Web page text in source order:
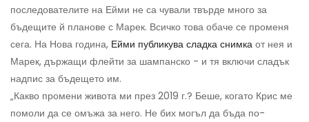
последователите на Ейми не са чували твърде много за
бъдещите й планове с Марек. Всичко това обаче се променя
сега. На Нова година, Ейми публикува сладка снимка от нея и
Марек, държащи флейти за шампанско - и тя включи сладък
надпис за бъдещето им.
„Какво промени живота ми през 2019 г.? Беше, когато Крис ме
помоли да се омъжа за него. Не бих могъл да бъда по-